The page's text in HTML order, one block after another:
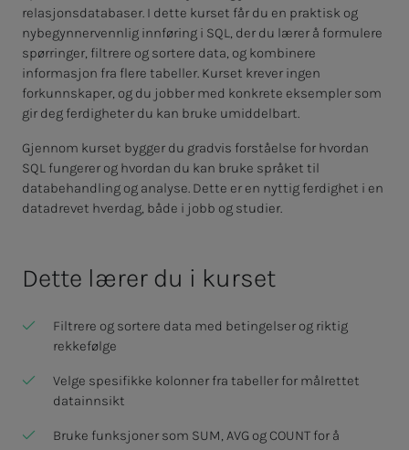
relasjonsdatabaser. I dette kurset får du en praktisk og
nybegynnervennlig innføring i SQL, der du lærer å formulere
spørringer, filtrere og sortere data, og kombinere
informasjon fra flere tabeller. Kurset krever ingen
forkunnskaper, og du jobber med konkrete eksempler som
gir deg ferdigheter du kan bruke umiddelbart.
Gjennom kurset bygger du gradvis forståelse for hvordan
SQL fungerer og hvordan du kan bruke språket til
databehandling og analyse. Dette er en nyttig ferdighet i en
datadrevet hverdag, både i jobb og studier.
Dette lærer du i kurset
Filtrere og sortere data med betingelser og riktig
rekkefølge
Velge spesifikke kolonner fra tabeller for målrettet
datainnsikt
Bruke funksjoner som SUM, AVG og COUNT for å